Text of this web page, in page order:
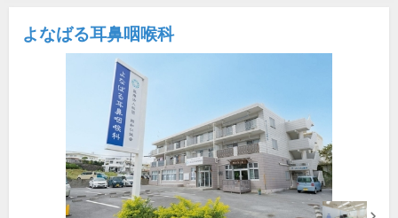
よなばる耳鼻咽喉科